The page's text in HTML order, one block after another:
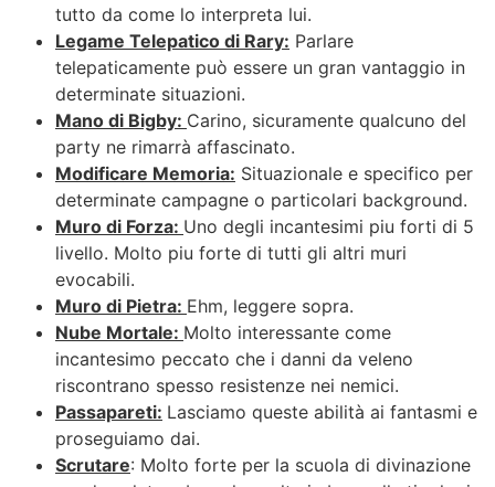
tutto da come lo interpreta lui.
Legame Telepatico di Rary: Parlare
telepaticamente può essere un gran vantaggio in
determinate situazioni.
Mano di Bigby: Carino, sicuramente qualcuno del
party ne rimarrà affascinato.
Modificare Memoria: Situazionale e specifico per
determinate campagne o particolari background.
Muro di Forza: Uno degli incantesimi piu forti di 5
livello. Molto piu forte di tutti gli altri muri
evocabili.
Muro di Pietra: Ehm, leggere sopra.
Nube Mortale: Molto interessante come
incantesimo peccato che i danni da veleno
riscontrano spesso resistenze nei nemici.
Passapareti: Lasciamo queste abilità ai fantasmi e
proseguiamo dai.
Scrutare: Molto forte per la scuola di divinazione